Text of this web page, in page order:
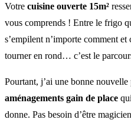
Votre cuisine ouverte 15m²
vous comprends ! Entre le frigo
s’empilent n’importe comment
tourner en rond… c’est le
Pourtant, j’ai une bonne
aménagements gain de place
donne. Pas besoin d’être